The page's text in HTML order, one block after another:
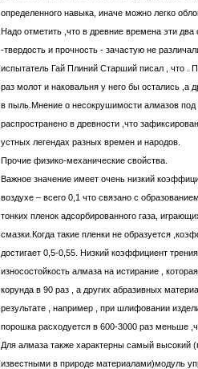
определенного навыка, иначе можно легко
Надо отметить ,что в древние времена эти два
-твердость и прочность - зачастую не
испытатель Гай Плиний Старший писал , что .
раз молот и наковальня у него бы остались ,а
в пыль.Мнение о несокрушимости алмазов
распространено в древности ,что
устных легендах разных времен и народов.
Прочие физико-механические свойства.
Важное значение имеет очень низкий
воздухе – всего 0,1 что связано с
тонких пленок адсорбированного газа,
смазки.Когда такие пленки не образуется
достигает 0,5-0,55. Низкий коэффициент
износостойкость алмаза на истирание ,
корунда в 90 раз , а других абразивных
результате , например , при шлифовании
порошка расходуется в 600-3000 раз меньше
Для алмаза также характерны самый высокий
известными в природе материалами)модуль